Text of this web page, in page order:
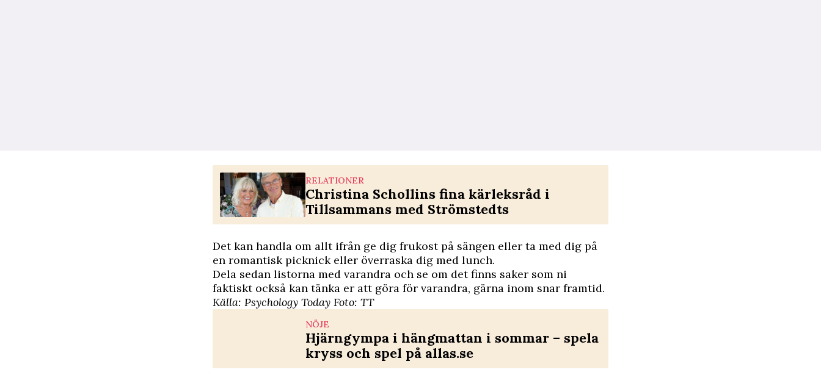
RELATIONER
Christina Schollins fina kärleksråd i
Tillsammans med Strömstedts
Det kan handla om allt ifrån ge dig frukost på sängen eller ta med dig på
en romantisk picknick eller överraska dig med lunch.
Dela sedan listorna med varandra och se om det finns saker som ni
faktiskt också kan tänka er att göra för varandra, gärna inom snar framtid.
Källa: Psychology Today Foto: TT
NÖJE
Hjärngympa i hängmattan i sommar – spela
kryss och spel på allas.se